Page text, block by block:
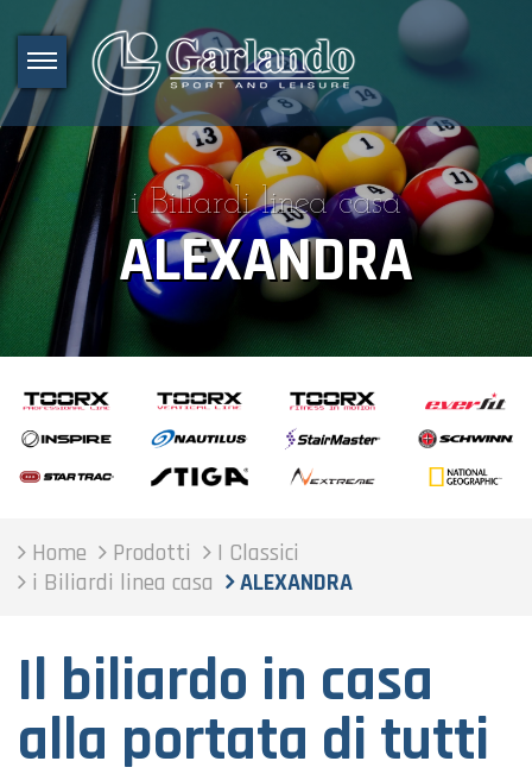
i Biliardi linea casa
ALEXANDRA
Home Prodotti
I Classici
i Biliardi linea casa
ALEXANDRA
Il biliardo in casa
alla portata di tutti